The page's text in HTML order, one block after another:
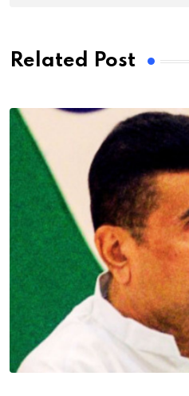
Related Post